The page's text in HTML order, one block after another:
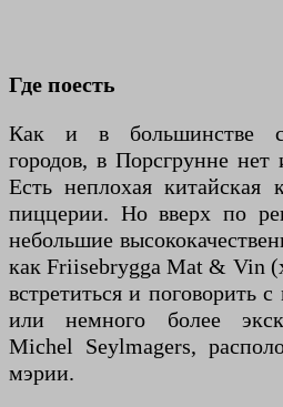
Где поесть
Как и в большинстве
городов, в Порсгрунне нет
Есть неплохая китайская
пиццерии. Но вверх по
небольшие
как Friisebrygga Mat & Vin
встретиться и поговорить
или немного более
Michel Seylmagers,
мэрии.